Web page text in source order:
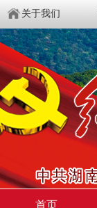
关于我们
首页